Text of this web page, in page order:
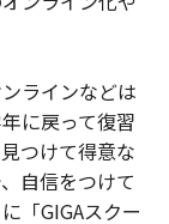
ラインなどは
に戻って復習
つけて得意な
自信をつけて
「GIGAスクー